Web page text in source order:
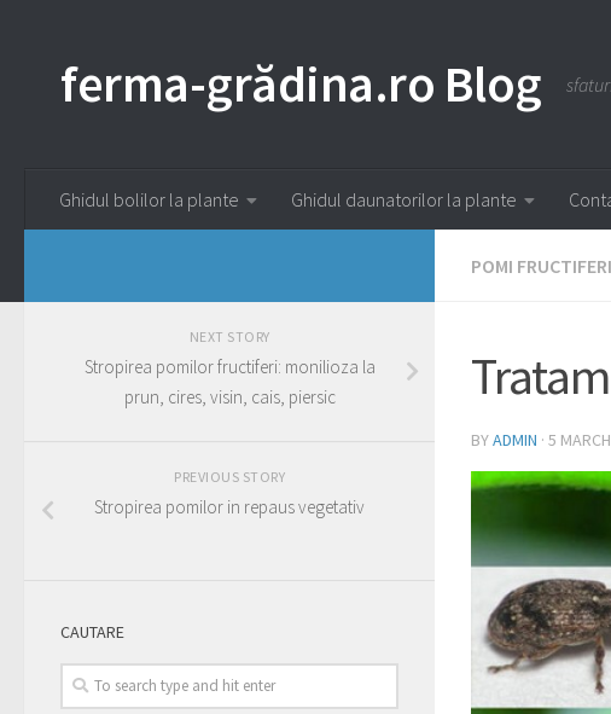
ferma-grădina.ro Blog
Ghidul bolilor la plante Ghidul daunatorilor la plante
POMI FRUCTIFERI
BYADMIN · 5
NEXT STORY
Stropirea pomilor fructiferi: monilioza la
prun, cires, visin, cais, piersic
PREVIOUS STORY
Stropirea pomilor in repaus vegetativ
CAUTARE